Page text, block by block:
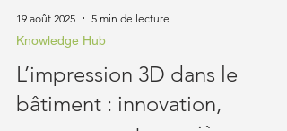
Knowledge Hub
L’impression 3D dans le